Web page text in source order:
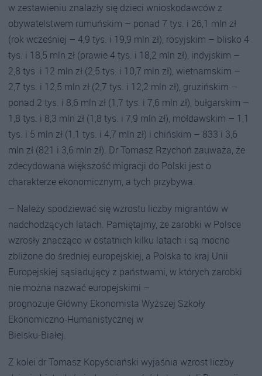
w zestawieniu znalazły się dzieci wnioskodawców z
obywatelstwem rumuńskim – ponad 7 tys. i 26,1 mln zł
(rok wcześniej – 4,9 tys. i 19,9 mln zł), rosyjskim – blisko 4
tys. i 18,5 mln zł (prawie 4 tys. i 18,2 mln zł), indyjskim –
2,8 tys. i 12 mln zł (2,5 tys. i 10,7 mln zł), wietnamskim –
2,7 tys. i 12,5 mln zł (2,7 tys. i 12,2 mln zł), gruzińskim –
ponad 2 tys. i 8,6 mln zł (1,7 tys. i 7,6 mln zł), bułgarskim –
1,8 tys. i 8,3 mln zł (1,8 tys. i 7,9 mln zł), mołdawskim – 1,1
tys. i 5 mln zł (1,1 tys. i 4,7 mln zł) i chińskim – 833 i 3,6
mln zł (821 i 3,6 mln zł). Dr Tomasz Rzychoń zauważa, że
zdecydowana większość migracji do Polski jest o
charakterze ekonomicznym, a tych przybywa.
– Należy spodziewać się wzrostu liczby migrantów w
nadchodzących latach. Pamiętajmy, że zarobki w Polsce
wzrosły znacząco w ostatnich kilku latach i są mocno
zbliżone do średniej europejskiej, a Polska to kraj Unii
Europejskiej sąsiadujący z państwami, w których zarobki
nie można nazwać europejskimi –
prognozuje Główny Ekonomista Wyższej Szkoły
Ekonomiczno-Humanistycznej w
Bielsku-Białej.
Z kolei dr Tomasz Kopyściański wyjaśnia wzrost liczby